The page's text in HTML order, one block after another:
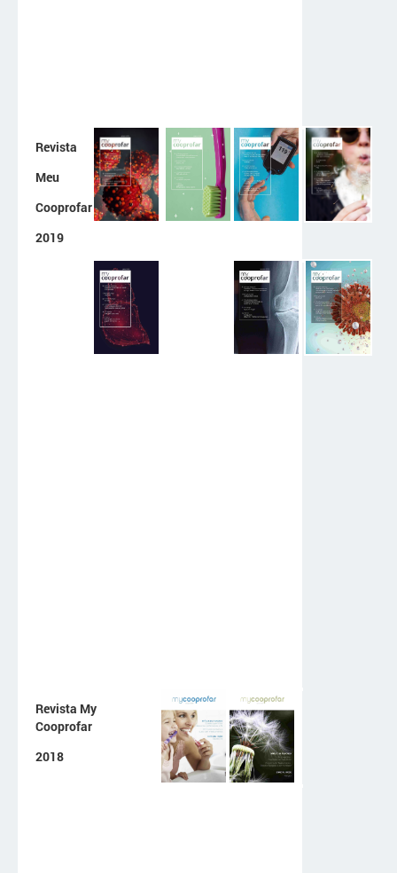
Revista
Meu
Cooprofar
2019
Revista My
Cooprofar
2018